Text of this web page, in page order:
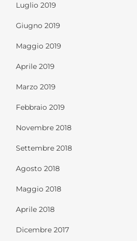
Luglio 2019
Giugno 2019
Maggio 2019
Aprile 2019
Marzo 2019
Febbraio 2019
Novembre 2018
Settembre 2018
Agosto 2018
Maggio 2018
Aprile 2018
Dicembre 2017